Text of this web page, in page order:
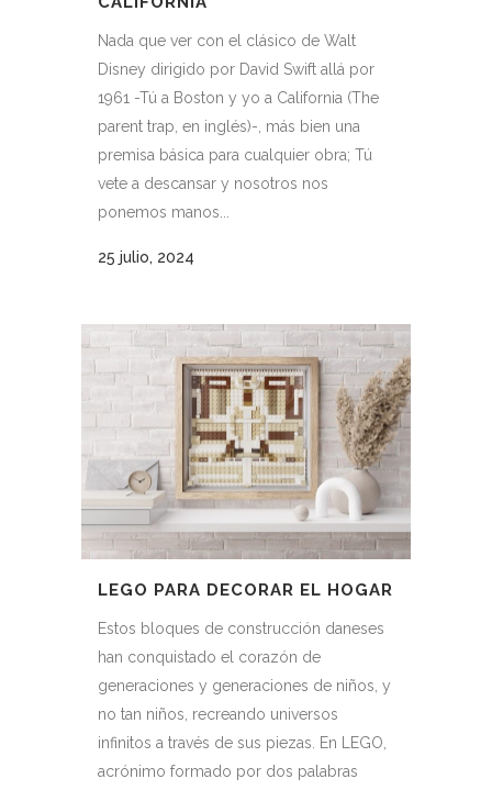
Nada que ver con el clásico de Walt
Disney dirigido por David Swift allá por
1961 -Tú a Boston y yo a California (The
parent trap, en inglés)-, más bien una
premisa básica para cualquier obra; Tú
vete a descansar y nosotros nos
ponemos manos...
25 julio, 2024
LEGO PARA DECORAR EL HOGAR
Estos bloques de construcción daneses
han conquistado el corazón de
generaciones y generaciones de niños, y
no tan niños, recreando universos
infinitos a través de sus piezas. En LEGO,
acrónimo formado por dos palabras